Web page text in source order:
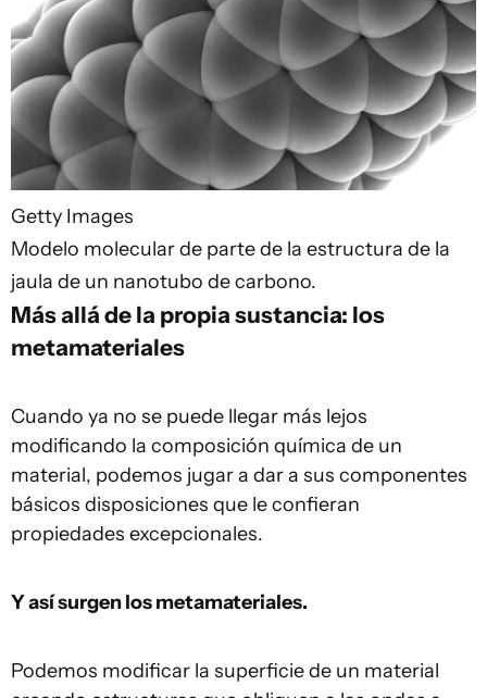
Getty Images
Modelo molecular de parte de la estructura de la
jaula de un nanotubo de carbono.
Más allá de la propia sustancia: los
metamateriales
Cuando ya no se puede llegar más lejos
modificando la composición química de un
material, podemos jugar a dar a sus componentes
básicos disposiciones que le confieran
propiedades excepcionales.
Y así surgen los metamateriales.
Podemos modificar la superficie de un material